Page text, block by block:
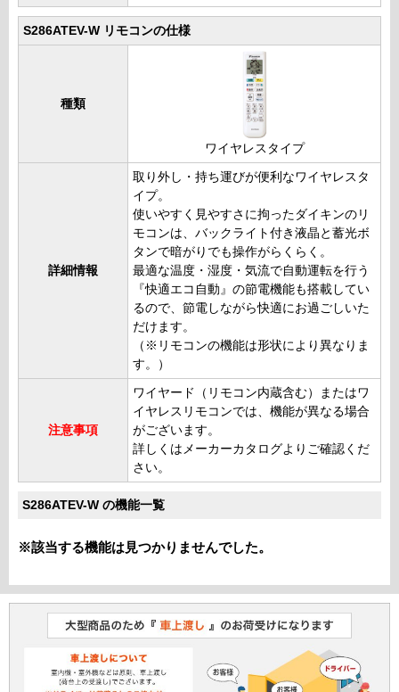
S286ATEV-W リモコンの仕様
種類
ワイヤレスタイプ
詳細情報
取り外し・持ち運びが便利なワイヤレスタ
イプ。
使いやすく見やすさに拘ったダイキンのリ
モコンは、バックライト付き液晶と蓄光ボ
タンで暗がりでも操作がらくらく。
最適な温度・湿度・気流で自動運転を行う
『快適エコ自動』の節電機能も搭載してい
るので、節電しながら快適にお過ごしいた
だけます。
（※リモコンの機能は形状により異なりま
す。）
注意事項
ワイヤード（リモコン内蔵含む）またはワ
イヤレスリモコンでは、機能が異なる場合
がございます。
詳しくはメーカーカタログよりご確認くだ
さい。
S286ATEV-W の機能一覧
※該当する機能は見つかりませんでした。